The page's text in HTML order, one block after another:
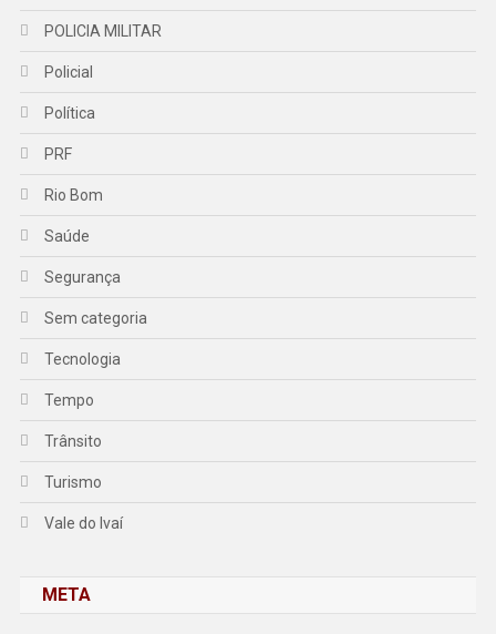
POLICIA MILITAR
Policial
Política
PRF
Rio Bom
Saúde
Segurança
Sem categoria
Tecnologia
Tempo
Trânsito
Turismo
Vale do Ivaí
META